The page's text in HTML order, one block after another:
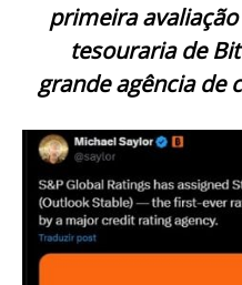
primeira
tesouraria de
grande agência de